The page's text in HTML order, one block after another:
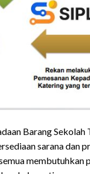
Barang
sarana dan
membutuhkan